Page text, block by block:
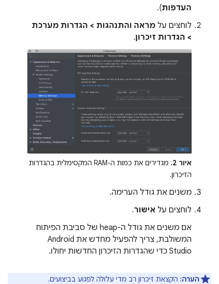
העדפות).
לוחצים על מראה והתנהגות > הגדרות מערכת
> הגדרות זיכרון.
איור 2.
מגדירים את כמות ה-RAM המקסימלית בהגדרות
הזיכרון.
משנים את גודל הערימה.
לוחצים על אישור.
אם משנים את גודל ה-heap של סביבת הפיתוח
המשולבת, צריך להפעיל מחדש את Android
Studio כדי שהגדרות הזיכרון החדשות יחולו.
הערה: הקצאת זיכרון רב מדי עלולה לפגוע בביצועים.